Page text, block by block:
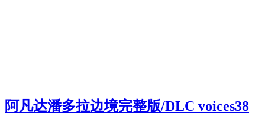
阿凡达潘多拉边境完整版/DLC voices38